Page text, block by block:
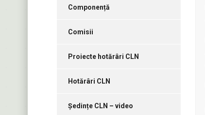
Componență
Comisii
Proiecte hotărâri CLN
Hotărâri CLN
Ședințe CLN – video